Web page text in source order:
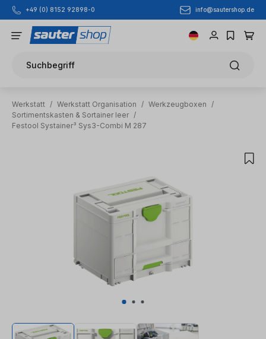
Zum Hauptinhalt springen
+49 (0) 8152 92898-0 info@sautershop.de
Suchbegriff
Werkstatt / Werkstatt Organisation / Werkzeugboxen
/
Sortimentskasten & Sortainer leer /
Festool Systainer³ Sys3-Combi M 287